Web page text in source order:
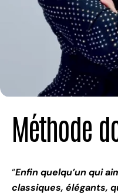
Méthode
“Enfin quelqu’un qui
classiques, élégants,